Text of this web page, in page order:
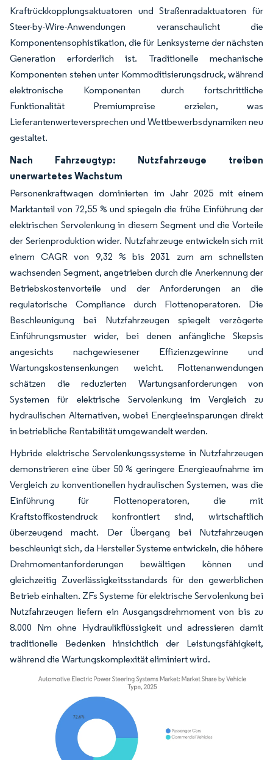
Kraftrückkopplungsaktuatoren und Straßenradaktuatoren für
Steer-by-Wire-Anwendungen veranschaulicht die
Komponentensophistikation, die für Lenksysteme der nächsten
Generation erforderlich ist. Traditionelle mechanische
Komponenten stehen unter Kommoditisierungsdruck, während
elektronische Komponenten durch fortschrittliche
Funktionalität Premiumpreise erzielen, was
Lieferantenwerteversprechen und Wettbewerbsdynamiken neu
gestaltet.
Nach Fahrzeugtyp: Nutzfahrzeuge treiben
unerwartetes Wachstum
Personenkraftwagen dominierten im Jahr 2025 mit einem
Marktanteil von 72,55 % und spiegeln die frühe Einführung der
elektrischen Servolenkung in diesem Segment und die Vorteile
der Serienproduktion wider. Nutzfahrzeuge entwickeln sich mit
einem CAGR von 9,32 % bis 2031 zum am schnellsten
wachsenden Segment, angetrieben durch die Anerkennung der
Betriebskostenvorteile und der Anforderungen an die
regulatorische Compliance durch Flottenoperatoren. Die
Beschleunigung bei Nutzfahrzeugen spiegelt verzögerte
Einführungsmuster wider, bei denen anfängliche Skepsis
angesichts nachgewiesener Effizienzgewinne und
Wartungskostensenkungen weicht. Flottenanwendungen
schätzen die reduzierten Wartungsanforderungen von
Systemen für elektrische Servolenkung im Vergleich zu
hydraulischen Alternativen, wobei Energieeinsparungen direkt
in betriebliche Rentabilität umgewandelt werden.
Hybride elektrische Servolenkungssysteme in Nutzfahrzeugen
demonstrieren eine über 50 % geringere Energieaufnahme im
Vergleich zu konventionellen hydraulischen Systemen, was die
Einführung für Flottenoperatoren, die mit
Kraftstoffkostendruck konfrontiert sind, wirtschaftlich
überzeugend macht. Der Übergang bei Nutzfahrzeugen
beschleunigt sich, da Hersteller Systeme entwickeln, die höhere
Drehmomentanforderungen bewältigen können und
gleichzeitig Zuverlässigkeitsstandards für den gewerblichen
Betrieb einhalten. ZFs Systeme für elektrische Servolenkung bei
Nutzfahrzeugen liefern ein Ausgangsdrehmoment von bis zu
8.000 Nm ohne Hydraulikflüssigkeit und adressieren damit
traditionelle Bedenken hinsichtlich der Leistungsfähigkeit,
während die Wartungskomplexität eliminiert wird.